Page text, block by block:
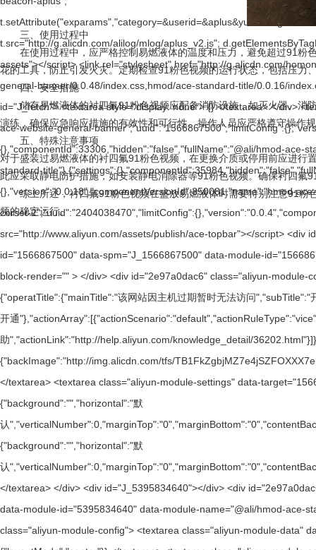
三、使用过程中
在使用过程中，应严格控制易燃液体的温度和压力，避免超过91
花的工具，防止引发火灾。定期检查91粉色视频的运行状态，包括压力
四、安全措施
储存易燃液体的衬四氟91粉色视频应配备消防设施，如灭火器、消
演练，确保应急响应措施的有效性和可行性。操作人员应严格遵守操作规
五、特殊注意事项
对于盛装过易燃液体的衬四氟91粉色视频，在更换介质或停用前应进行置
此应采取静电防护措施，如安装静电消除器等91粉色视频。确保衬四氟
综上所述，衬四氟91粉色视频在盛放易燃液体时需要特别注意91粉色
频的稳定运行。